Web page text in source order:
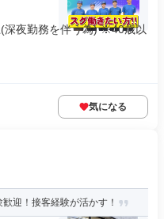
夜勤務を伴う為) ※40歳以
気になる
迎！接客経験が活かす！